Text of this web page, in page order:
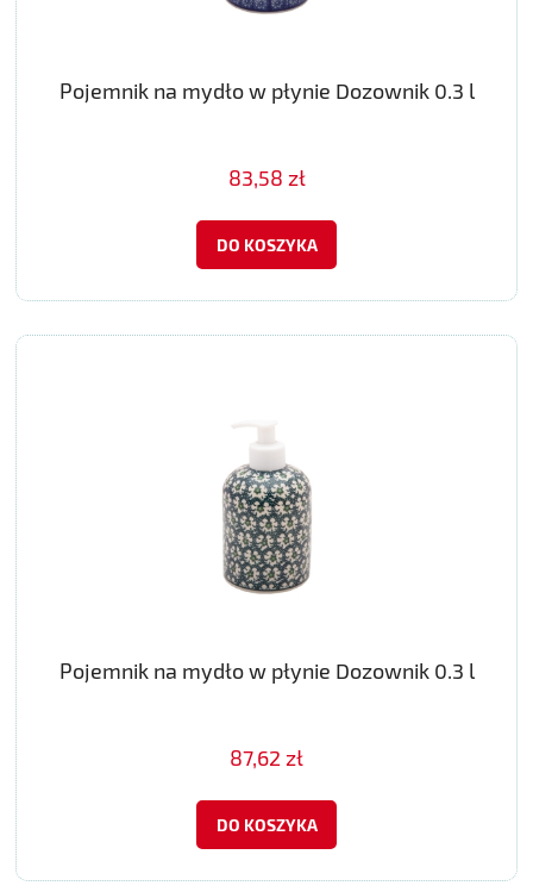
Pojemnik na mydło w płynie Dozownik 0.3 l
83,58 zł
DO KOSZYKA
Pojemnik na mydło w płynie Dozownik 0.3 l
87,62 zł
DO KOSZYKA